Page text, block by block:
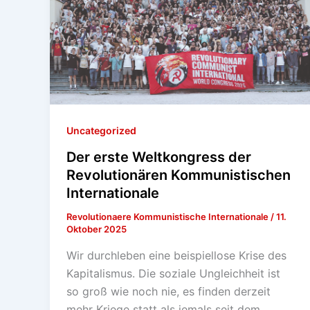
Uncategorized
Der erste Weltkongress der
Revolutionären Kommunistischen
Internationale
Revolutionaere Kommunistische Internationale/11.
Oktober 2025
Wir durchleben eine beispiellose Krise des
Kapitalismus. Die soziale Ungleichheit ist
so groß wie noch nie, es finden derzeit